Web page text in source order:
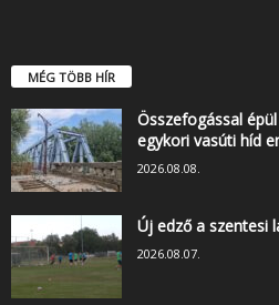
MÉG TÖBB HÍR
Összefogással
egykori vasúti híd
2026.08.08.
Új edző a szentesi
2026.08.07.